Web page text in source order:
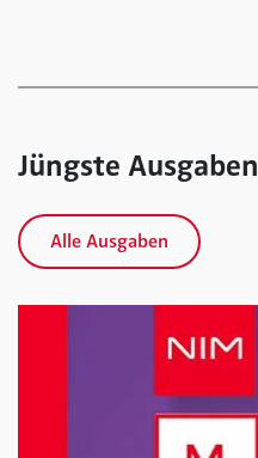
Jüngste Ausgaben
Alle Ausgaben